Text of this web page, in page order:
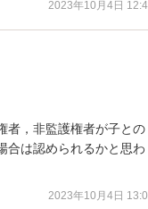
2023年10月4日
者，非監護権者が子との
合は認められるかと思わ
2023年10月4日